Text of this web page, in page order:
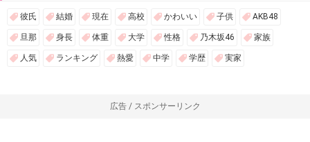
彼氏 結婚 現在 高校 かわいい 子供 AKB48
旦那 身長 体重 大学 性格 乃木坂46 家族
人気 ランキング 熱愛 中学 学歴 実家
広告 / スポンサーリンク